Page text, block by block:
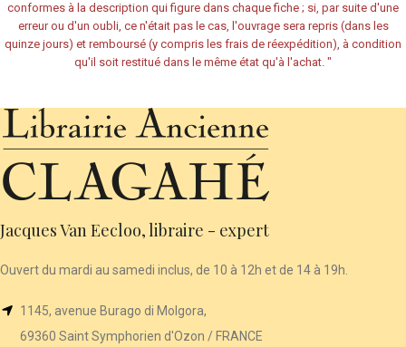
conformes à la description qui figure dans chaque fiche ; si, par suite d'une
erreur ou d'un oubli, ce n'était pas le cas, l'ouvrage sera repris (dans les
quinze jours) et remboursé (y compris les frais de réexpédition), à condition
qu'il soit restitué dans le même état qu'à l'achat. "
Jacques Van Eecloo, libraire - expert
Ouvert du mardi au samedi inclus, de 10 à 12h et de 14 à 19h.
1145, avenue Burago di Molgora,
69360 Saint Symphorien d'Ozon / FRANCE